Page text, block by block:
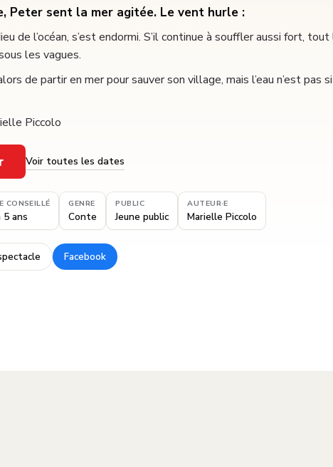
Peter sent la mer agitée. Le vent hurle :
de l’océan, s’est endormi. S’il continue à souffler aussi fort,
les vagues.
de partir en mer pour sauver son village, mais l’eau n’est pas
Piccolo
Voir toutes les dates
CONSEILLÉ
5 ans
GENRE
Conte
PUBLIC
Jeune public
AUTEUR·E
Marielle Piccolo
Facebook